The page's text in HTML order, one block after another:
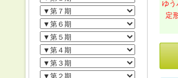
ゆう
定